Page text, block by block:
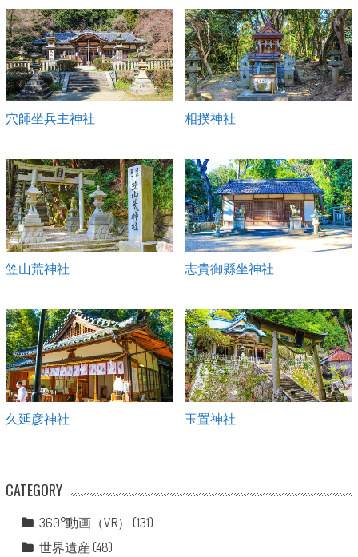
穴師坐兵主神社 相撲神社
笠山荒神社 志貴御縣坐神社
久延彦神社 玉置神社
CATEGORY
360°動画（VR）
(131)
世界遺産 (48)